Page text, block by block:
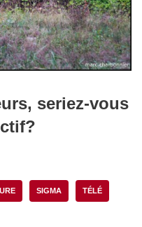
seriez-vous
SIGMA TÉLÉ